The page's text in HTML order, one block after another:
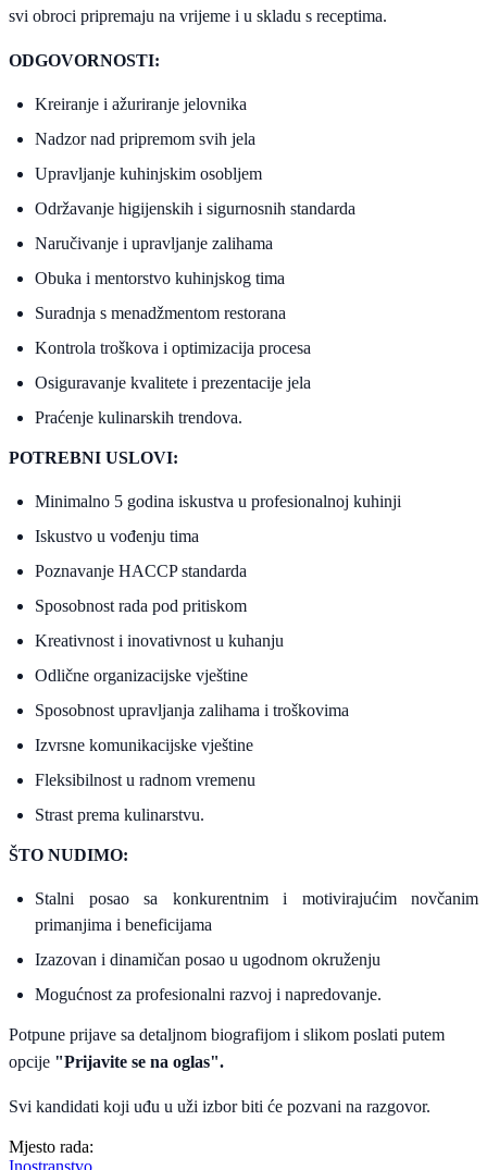
svi obroci pripremaju na vrijeme i u skladu s receptima.
ODGOVORNOSTI:
Kreiranje i ažuriranje jelovnika
Nadzor nad pripremom svih jela
Upravljanje kuhinjskim osobljem
Održavanje higijenskih i sigurnosnih standarda
Naručivanje i upravljanje zalihama
Obuka i mentorstvo kuhinjskog tima
Suradnja s menadžmentom restorana
Kontrola troškova i optimizacija procesa
Osiguravanje kvalitete i prezentacije jela
Praćenje kulinarskih trendova.
POTREBNI USLOVI:
Minimalno 5 godina iskustva u profesionalnoj kuhinji
Iskustvo u vođenju tima
Poznavanje HACCP standarda
Sposobnost rada pod pritiskom
Kreativnost i inovativnost u kuhanju
Odlične organizacijske vještine
Sposobnost upravljanja zalihama i troškovima
Izvrsne komunikacijske vještine
Fleksibilnost u radnom vremenu
Strast prema kulinarstvu.
ŠTO NUDIMO:
Stalni posao sa konkurentnim i motivirajućim novčanim
primanjima i beneficijama
Izazovan i dinamičan posao u ugodnom okruženju
Mogućnost za profesionalni razvoj i napredovanje.
Potpune prijave sa detaljnom biografijom i slikom poslati putem
opcije "Prijavite se na oglas".
Svi kandidati koji uđu u uži izbor biti će pozvani na razgovor.
Mjesto rada: